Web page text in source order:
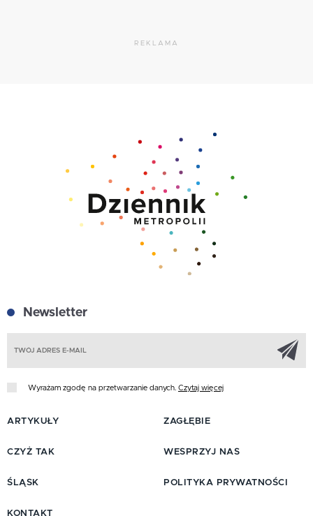
REKLAMA
Newsletter
Wyrażam zgodę na przetwarzanie danych. Czytaj więcej
ARTYKUŁY
CZYŻ TAK
ŚLĄSK
ZAGŁĘBIE
WESPRZYJ NAS
POLITYKA PRYWATNOŚCI
KONTAKT